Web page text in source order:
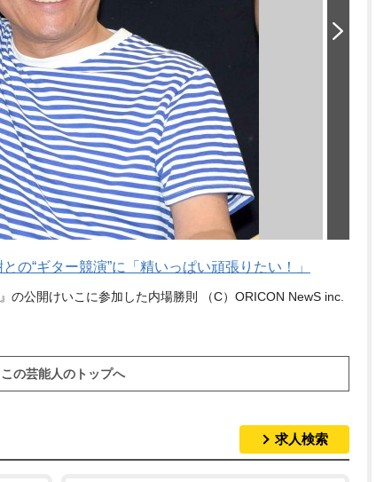
の“ギター競演”に「精いっぱい頑張りたい！」
の公開けいこに参加した内場勝則 （C）ORICON NewS inc.
この芸能人のトップへ
求人検索